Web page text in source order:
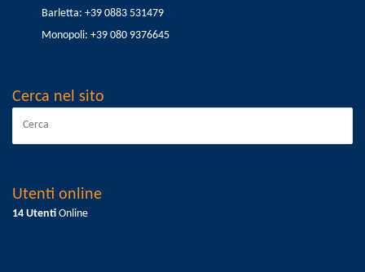
Barletta: +39 0883 531479
Monopoli: +39 080 9376645
Cerca nel sito
Utenti online
14 Utenti Online